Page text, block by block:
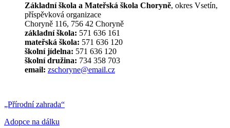
Základní škola a Mateřská škola Choryně, okres Vsetín,
příspěvková organizace
Choryně 116, 756 42 Choryně
základní škola: 571 636 161
mateřská škola: 571 636 120
školní jídelna: 571 636 120
školní družina: 734 358 703
email: zschoryne@email.cz
„Přírodní zahrada“
Adopce na dálku